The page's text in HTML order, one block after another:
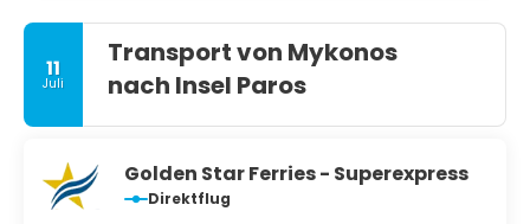
11
Juli
Transport von Mykonos
nach Insel Paros
Golden Star Ferries - Superexpress
Direktflug